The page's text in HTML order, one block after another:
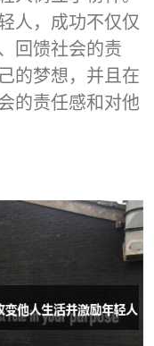
人，成功不仅仅
回馈社会的责
的梦想，并且在
的责任感和对他